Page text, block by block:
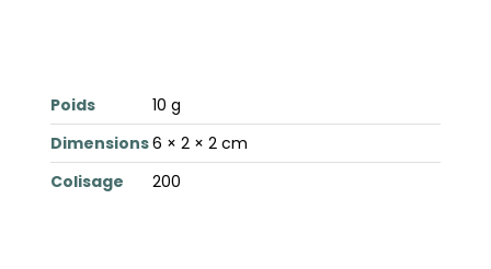
Poids
10 g
Dimensions6 × 2 × 2 cm
Colisage
200